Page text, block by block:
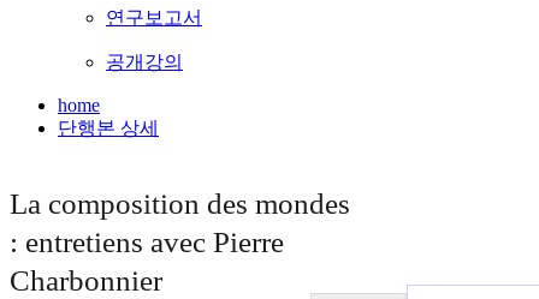
연구보고서
공개강의
home
단행본 상세
La composition des mondes
: entretiens avec Pierre
Charbonnier